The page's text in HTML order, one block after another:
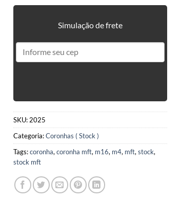
Simulação de frete
SKU: 2025
Categoria:Coronhas ( Stock )
Tags:coronha, coronha mft, m16, m4, mft, stock,
stock mft